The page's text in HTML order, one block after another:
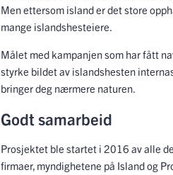
Men ettersom island er det store
mange islandshesteiere.
Målet med kampanjen som har fått
styrke bildet av islandshesten
bringer deg nærmere naturen.
Godt samarbeid
Prosjektet ble startet i 2016 av alle
firmaer, myndighetene på Island og